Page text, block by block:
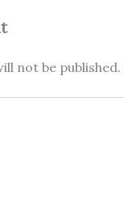
not be published.